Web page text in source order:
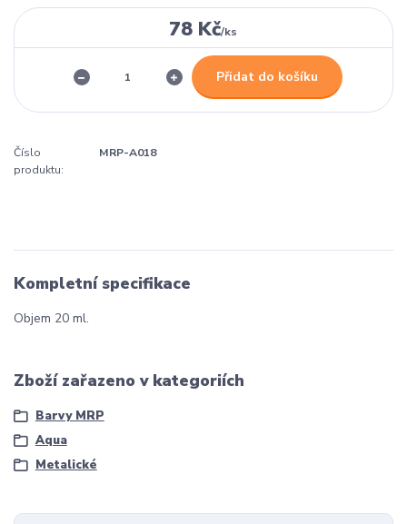
78 Kč/ks
Přidat do košíku
Číslo
produktu:
MRP-A018
Kompletní specifikace
Objem 20 ml.
Zboží zařazeno v kategoriích
Barvy MRP
Aqua
Metalické